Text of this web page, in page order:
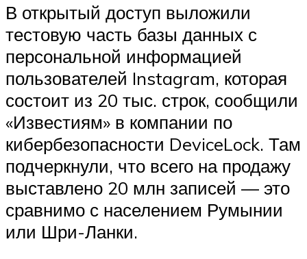
В открытый доступ выложили
тестовую часть базы данных с
персональной информацией
пользователей Instagram, которая
состоит из 20 тыс. строк, сообщили
«Известиям» в компании по
кибербезопасности DeviceLock. Там
подчеркнули, что всего на продажу
выставлено 20 млн записей — это
сравнимо с населением Румынии
или Шри-Ланки.